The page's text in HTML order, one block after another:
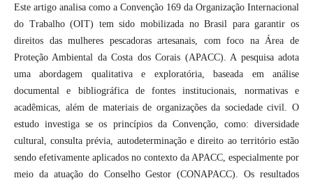
Este artigo analisa como a Convenção 169 da Organização Internacional
do Trabalho (OIT) tem sido mobilizada no Brasil para garantir os
direitos das mulheres pescadoras artesanais, com foco na Área de
Proteção Ambiental da Costa dos Corais (APACC). A pesquisa adota
uma abordagem qualitativa e exploratória, baseada em análise
documental e bibliográfica de fontes institucionais, normativas e
acadêmicas, além de materiais de organizações da sociedade civil. O
estudo investiga se os princípios da Convenção, como: diversidade
cultural, consulta prévia, autodeterminação e direito ao território estão
sendo efetivamente aplicados no contexto da APACC, especialmente por
meio da atuação do Conselho Gestor (CONAPACC). Os resultados